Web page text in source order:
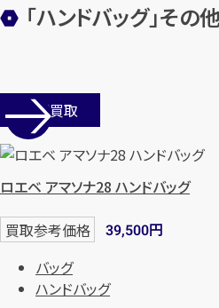
まずはお電話
【総合受付】24時
「ハンドバッグ」そ
店舗買取
ロエベ アマソナ28 ハンドバッグ
買取参考価格 39,500円
バッグ
ハンドバッグ